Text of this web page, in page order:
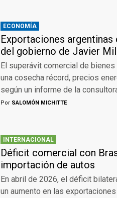
ECONOMÍA
Exportaciones
del gobierno de Javier
El superávit comercial de
una cosecha récord, precios
según un informe de la
Por SALOMÓN MICHITTE
INTERNACIONAL
Déficit comercial con
importación de autos
En abril de 2026, el déficit
un aumento en las